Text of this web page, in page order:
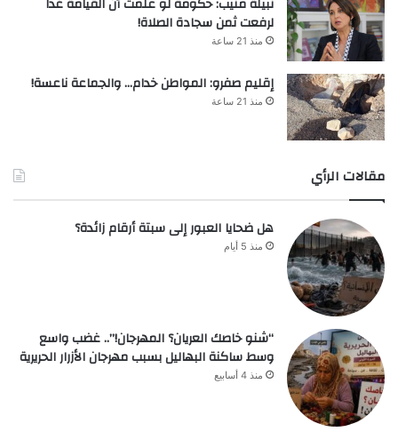
لرفعت ثمن سجادة الصلاة!
منذ 21 ساعة
إقليم صفرو: المواطن خدام… والجماعة ناعسة!
منذ 21 ساعة
مقالات الرأي
هل ضحايا العبور إلى سبتة أرقام زائدة؟
منذ 5 أيام
“شنو خاصك العريان؟ المهرجان!”.. غضب واسع
وسط ساكنة البهاليل بسبب مهرجان الأزرار الحريرية
منذ 4 أسابيع